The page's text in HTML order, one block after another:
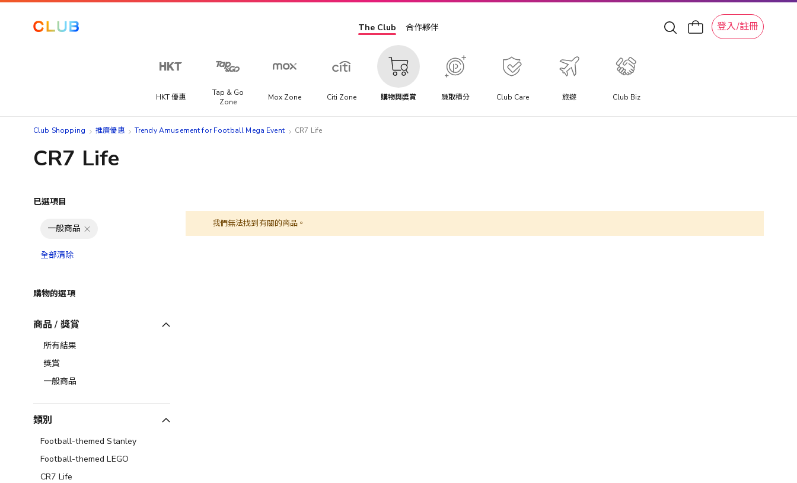
The Club 合作夥伴 登入/註冊
HKT 優惠
Tap & Go
Zone
Mox Zone Citi Zone 購物與獎賞 賺取積分 Club Care 旅遊 Club Biz
Club Shopping 推廣優惠 Trendy Amusement for Football Mega Event CR7 Life
CR7 Life
我們無法找到有關的商品。
已選項目
一般商品
全部清除
購物的選項
商品 / 獎賞
所有結果
獎賞
一般商品
類別
Football-themed Stanley
Football-themed LEGO
CR7 Life